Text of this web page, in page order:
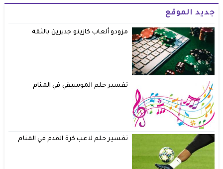
جديد الموقع
مزودو ألعاب كازينو جديرين بالثقة
تفسير حلم الموسيقي في المنام
تفسير حلم لاعب كرة القدم في المنام